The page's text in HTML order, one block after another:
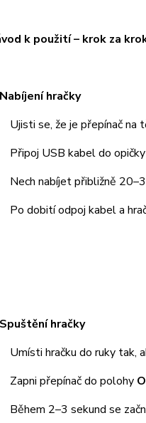
k použití – krok za
hračky
se, že je přepínač na
USB kabel do opičky
nabíjet přibližně
dobití odpoj kabel a
hračky
hračku do ruky tak,
přepínač do polohy
2–3 sekund se